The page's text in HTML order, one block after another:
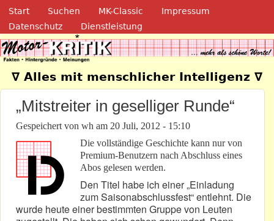
Direkt zum Inhalt
Navigation
Start Suchen MK-Classic
Impressum
Datenschutz
Dienstleistung
Motor-Kritik.de
∇ Alles mit menschlicher Intelligenz ∇
„Mitstreiter in geselliger Runde“
Gespeichert von wh am 20 Juli, 2012 - 15:10
Die vollständige Geschichte kann nur von
Premium-Benutzern nach Abschluss eines
Abos gelesen werden.
Den Titel habe ich einer „Einladung
zum Saisonabschlussfest“ entlehnt. Die
wurde heute einer bestimmten Gruppe von Leuten